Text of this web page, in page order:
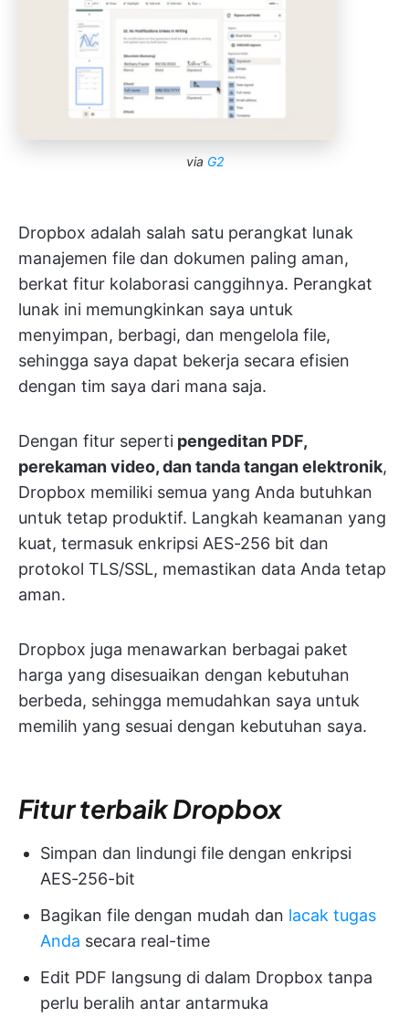
via G2
Dropbox adalah salah satu perangkat lunak
manajemen file dan dokumen paling aman,
berkat fitur kolaborasi canggihnya. Perangkat
lunak ini memungkinkan saya untuk
menyimpan, berbagi, dan mengelola file,
sehingga saya dapat bekerja secara efisien
dengan tim saya dari mana saja.
Dengan fitur seperti pengeditan PDF,
perekaman video, dan tanda tangan elektronik,
Dropbox memiliki semua yang Anda butuhkan
untuk tetap produktif. Langkah keamanan yang
kuat, termasuk enkripsi AES-256 bit dan
protokol TLS/SSL, memastikan data Anda tetap
aman.
Dropbox juga menawarkan berbagai paket
harga yang disesuaikan dengan kebutuhan
berbeda, sehingga memudahkan saya untuk
memilih yang sesuai dengan kebutuhan saya.
Fitur terbaik Dropbox
Simpan dan lindungi file dengan enkripsi
AES-256-bit
Bagikan file dengan mudah dan lacak tugas
Anda secara real-time
Edit PDF langsung di dalam Dropbox tanpa
perlu beralih antar antarmuka